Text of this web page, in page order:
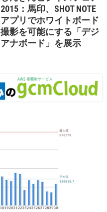
2015：馬印、SHOT NOTE
アプリでホワイトボード
撮影を可能にする「デジ
アナボード」を展示